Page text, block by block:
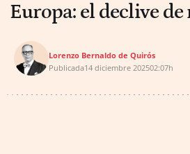
Europa: el declive
Lorenzo Bernaldo de Quirós
Publicada14 diciembre 202502:07h